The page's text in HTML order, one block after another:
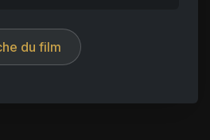
du film